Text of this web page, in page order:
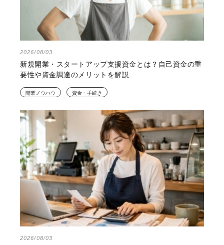
2026/08/03
新規開業・スタートアップ支援資金とは？自己資金の重
要性や資金調達のメリットを解説
開業ノウハウ 資金・手続き
2026/08/03